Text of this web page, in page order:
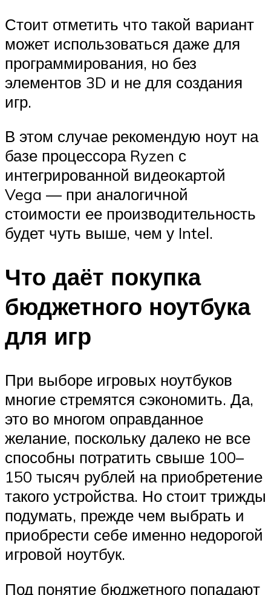
Стоит отметить что такой вариант
может использоваться даже для
программирования, но без
элементов 3D и не для создания
игр.
В этом случае рекомендую ноут на
базе процессора Ryzen с
интегрированной видеокартой
Vega — при аналогичной
стоимости ее производительность
будет чуть выше, чем у Intel.
Что даёт покупка
бюджетного ноутбука
для игр
При выборе игровых ноутбуков
многие стремятся сэкономить. Да,
это во многом оправданное
желание, поскольку далеко не все
способны потратить свыше 100–
150 тысяч рублей на приобретение
такого устройства. Но стоит трижды
подумать, прежде чем выбрать и
приобрести себе именно недорогой
игровой ноутбук.
Под понятие бюджетного попадают